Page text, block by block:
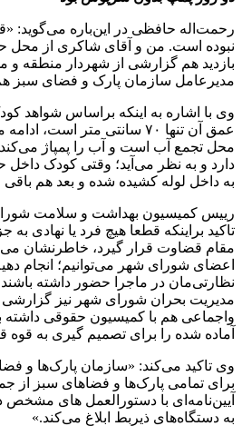
رحمت‌اله حافظی در این‌باره می‌گوید:
نبوده است. من و آقای شاکری از محل
بازدید هم گزارشی از شهردار منطقه و
مدیرعامل سازمان پارک و فضای سبز
وی با اشاره به اینکه براساس شواهد
عمق آن تنها ۷۰ سانتی متر
محل تجمع آب است و آب را پمپاژ
دارد و به نظر می‌آید؛ وقتی کودک
به داخل لوله کشیده شده و بعد هم باقی
رییس کمیسیون بهداشت و سلامت
تاکید براینکه قطعا هیچ فرد یا نهادی به
مقام قضاوت قرار گیرد، خاطرنشان
اعضای شورای شهر می‌توانیم؛ انجام
نظارتی‌مان در ماجرا حضور داشته باشند.
مدیریت بحران شورای شهر نیز گزارشی
واجماعی هم با کمیسیون حقوقی داشته
آماده شده را برای تصمیم گیری به قوه
وی تاکید می‌کند: «سازمان پارک‌ها و
برای تمامی پارک‌ها و فضاهای سبز از
آیین‌نامه‌ای با دستورالعمل های مشخص
به دستگاه‌های ذیربط ابلاغ می‌کند.»